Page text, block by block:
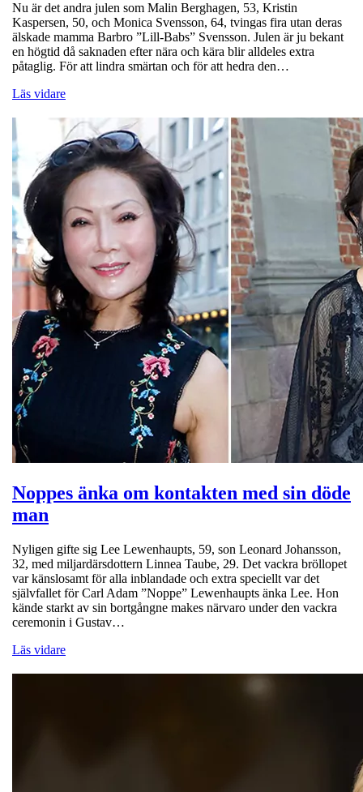
Nu är det andra julen som Malin Berghagen, 53, Kristin
Kaspersen, 50, och Monica Svensson, 64, tvingas fira utan deras
älskade mamma Barbro ”Lill-Babs” Svensson. Julen är ju bekant
en högtid då saknaden efter nära och kära blir alldeles extra
påtaglig. För att lindra smärtan och för att hedra den…
Läs vidare
Noppes änka om kontakten med sin döde
man
Nyligen gifte sig Lee Lewenhaupts, 59, son Leonard Johansson,
32, med miljardärsdottern Linnea Taube, 29. Det vackra bröllopet
var känslosamt för alla inblandade och extra speciellt var det
självfallet för Carl Adam ”Noppe” Lewenhaupts änka Lee. Hon
kände starkt av sin bortgångne makes närvaro under den vackra
ceremonin i Gustav…
Läs vidare